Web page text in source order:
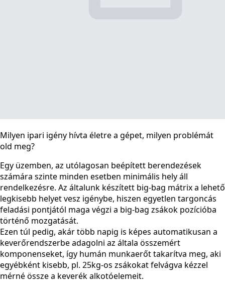
Milyen ipari igény hívta életre a gépet, milyen problémát
old meg?
Egy üzemben, az utólagosan beépített berendezések
számára szinte minden esetben minimális hely áll
rendelkezésre. Az általunk készített big-bag mátrix a lehető
legkisebb helyet vesz igénybe, hiszen egyetlen targoncás
feladási pontjától maga végzi a big-bag zsákok pozícióba
történő mozgatását.
Ezen túl pedig, akár több napig is képes automatikusan a
keverőrendszerbe adagolni az általa összemért
komponenseket, így humán munkaerőt takarítva meg, aki
egyébként kisebb, pl. 25kg-os zsákokat felvágva kézzel
mérné össze a keverék alkotóelemeit.